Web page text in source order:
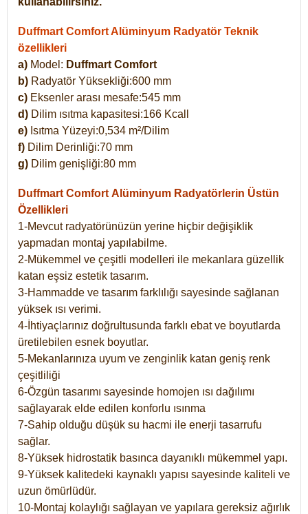
Duffmart Comfort Alüminyum Radyatör Teknik
özellikleri
a) Model: Duffmart Comfort
b) Radyatör Yüksekliği:600 mm
c) Eksenler arası mesafe:545 mm
d) Dilim ısıtma kapasitesi:166 Kcall
e) Isıtma Yüzeyi:0,534 m²/Dilim
f) Dilim Derinliği:70 mm
g) Dilim genişliği:80 mm
Duffmart Comfort Alüminyum Radyatörlerin Üstün
Özellikleri
1-Mevcut radyatörünüzün yerine hiçbir değişiklik
yapmadan montaj yapılabilme.
2-Mükemmel ve çeşitli modelleri ile mekanlara güzellik
katan eşsiz estetik tasarım.
3-Hammadde ve tasarım farklılığı sayesinde sağlanan
yüksek ısı verimi.
4-İhtiyaçlarınız doğrultusunda farklı ebat ve boyutlarda
üretilebilen esnek boyutlar.
5-Mekanlarınıza uyum ve zenginlik katan geniş renk
çeşitliliği
6-Özgün tasarımı sayesinde homojen ısı dağılımı
sağlayarak elde edilen konforlu ısınma
7-Sahip olduğu düşük su hacmi ile enerji tasarrufu
sağlar.
8-Yüksek hidrostatik basınca dayanıklı mükemmel yapı.
9-Yüksek kalitedeki kaynaklı yapısı sayesinde kaliteli ve
uzun ömürlüdür.
10-Montaj kolaylığı sağlayan ve yapılara gereksiz ağırlık